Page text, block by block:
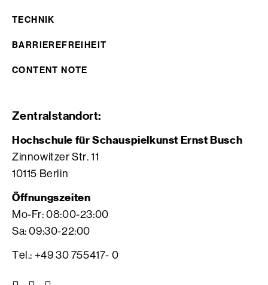
TECHNIK
BARRIEREFREIHEIT
CONTENT NOTE
Zentralstandort:
Hochschule für Schauspielkunst Ernst Busch
Zinnowitzer Str. 11
10115 Berlin
Öffnungszeiten
Mo-Fr: 08:00-23:00
Sa: 09:30-22:00
Tel.: +49 30 755417- 0